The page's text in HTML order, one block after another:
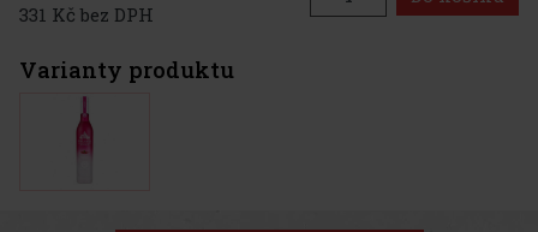
331 Kč bez DPH
Varianty produktu